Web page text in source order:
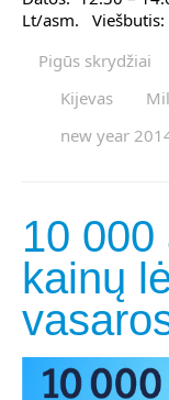
Lt/asm. Viešbutis:
Pigūs skrydžiai
Kijevas
new year
10 000
kainų